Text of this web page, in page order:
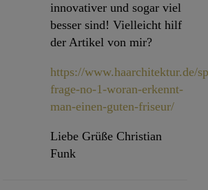
innovativer und sogar viel
besser sind! Vielleicht hilf
der Artikel von mir?
https://www.haarchitektur.de/
frage-no-1-woran-erkennt-
man-einen-guten-friseur/
Liebe Grüße Christian
Funk